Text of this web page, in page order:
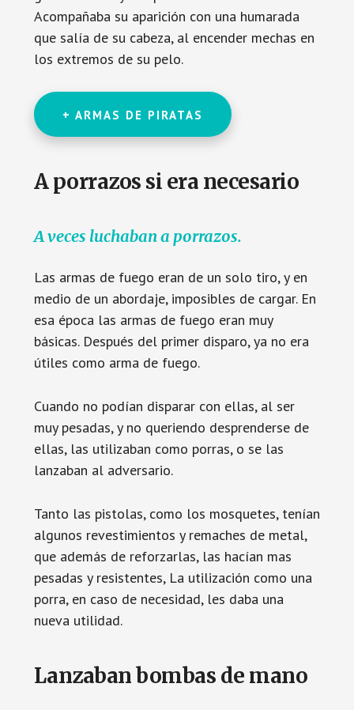
Acompañaba su aparición con una humarada
que salía de su cabeza, al encender mechas en
los extremos de su pelo.
+ ARMAS DE PIRATAS
A porrazos si era necesario
A veces luchaban a porrazos.
Las armas de fuego eran de un solo tiro, y en
medio de un abordaje, imposibles de cargar. En
esa época las armas de fuego eran muy
básicas. Después del primer disparo, ya no era
útiles como arma de fuego.
Cuando no podían disparar con ellas, al ser
muy pesadas, y no queriendo desprenderse de
ellas, las utilizaban como porras, o se las
lanzaban al adversario.
Tanto las pistolas, como los mosquetes, tenían
algunos revestimientos y remaches de metal,
que además de reforzarlas, las hacían mas
pesadas y resistentes, La utilización como una
porra, en caso de necesidad, les daba una
nueva utilidad.
Lanzaban bombas de mano